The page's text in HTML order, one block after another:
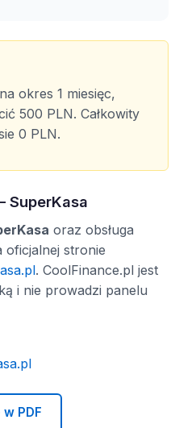
okres 1 miesięc,
500 PLN. Całkowity
0 PLN.
SuperKasa
oraz obsługa
oficjalnej stronie
. CoolFinance.pl jest
i nie prowadzi panelu
PDF